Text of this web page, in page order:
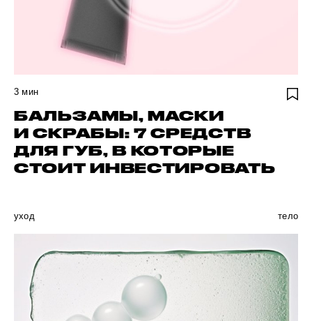
3 мин
БАЛЬЗАМЫ, МАСКИ
И СКРАБЫ: 7 СРЕДСТВ
ДЛЯ ГУБ, В КОТОРЫЕ
СТОИТ ИНВЕСТИРОВАТЬ
уход тело